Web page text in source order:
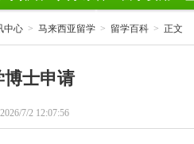
中心 > 马来西亚留学 > 留学百科 > 正文
博士申请
2026/7/2 12:07:56